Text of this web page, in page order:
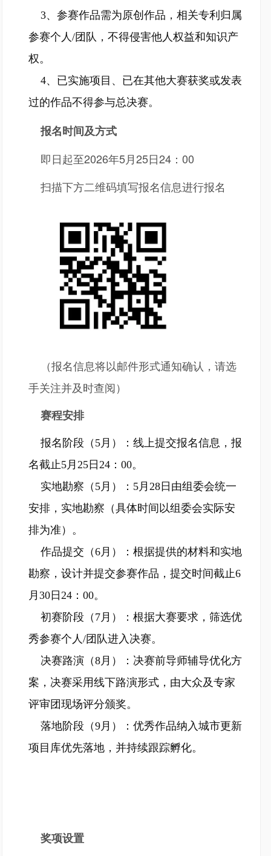
3、参赛作品需为原创作品，相关专利归属
参赛个人/团队，不得侵害他人权益和知识产
权。
4、已实施项目、已在其他大赛获奖或发表
过的作品不得参与总决赛。
报名时间及方式
即日起至2026年5月25日24：00
扫描下方二维码填写报名信息进行报名
（报名信息将以邮件形式通知确认，请选
手关注并及时查阅）
赛程安排
报名阶段（5月）：线上提交报名信息，报
名截止5月25日24：00。
实地勘察（5月）：5月28日由组委会统一
安排，实地勘察（具体时间以组委会实际安
排为准）。
作品提交（6月）：根据提供的材料和实地
勘察，设计并提交参赛作品，提交时间截止6
月30日24：00。
初赛阶段（7月）：根据大赛要求，筛选优
秀参赛个人/团队进入决赛。
决赛路演（8月）：决赛前导师辅导优化方
案，决赛采用线下路演形式，由大众及专家
评审团现场评分颁奖。
落地阶段（9月）：优秀作品纳入城市更新
项目库优先落地，并持续跟踪孵化。
奖项设置